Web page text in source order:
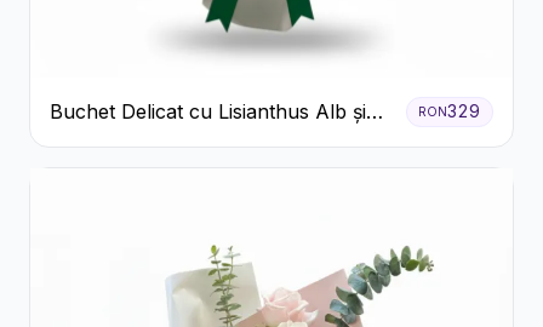
Buchet Delicat cu Lisianthus Alb și
Roz
RON329